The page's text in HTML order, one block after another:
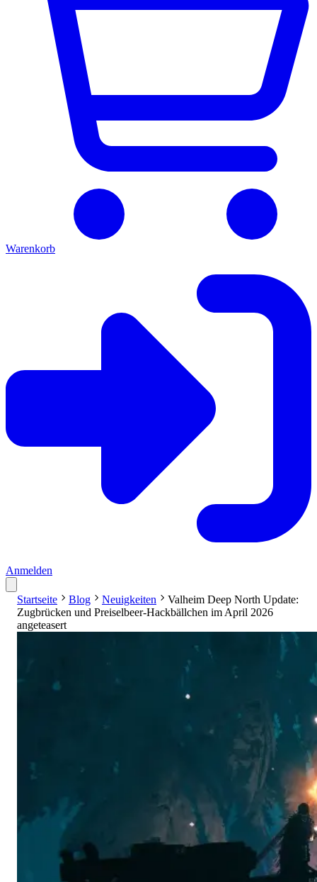
Warenkorb
Anmelden
Startseite Blog Neuigkeiten
Valheim Deep North Update:
Zugbrücken und Preiselbeer-Hackbällchen im April 2026
angeteasert